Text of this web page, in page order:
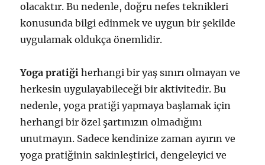
olacaktır. Bu nedenle, doğru nefes teknikleri
konusunda bilgi edinmek ve uygun bir şekilde
uygulamak oldukça önemlidir.
Yoga pratiği herhangi bir yaş sınırı olmayan ve
herkesin uygulayabileceği bir aktivitedir. Bu
nedenle, yoga pratiği yapmaya başlamak için
herhangi bir özel şartınızın olmadığını
unutmayın. Sadece kendinize zaman ayırın ve
yoga pratiğinin sakinleştirici, dengeleyici ve